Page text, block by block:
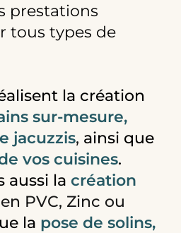
prestations
tous types de
la création
sur-mesure,
jacuzzis, ainsi que
vos cuisines.
aussi la création
en PVC, Zinc ou
la pose de solins,